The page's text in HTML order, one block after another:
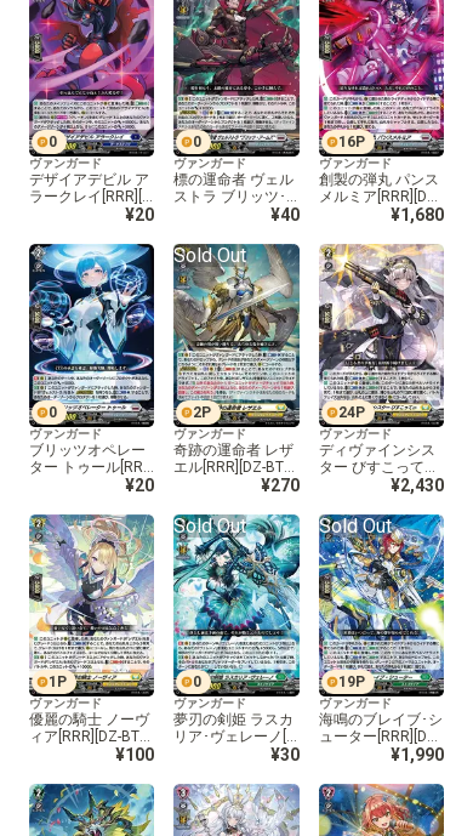
0
ヴァンガード
デザイアデビル ア
ラークレイ[RRR][D
¥20
0
ヴァンガード
標の運命者 ヴェル
ストラ ブリッツ･
アームズ[RRR][DZ-
¥40
16P
ヴァンガード
創製の弾丸 パンス
メルミア[RRR][DZ-
¥1,680
0
ヴァンガード
ブリッツオペレー
ター トゥール[RR
R][DZ-BT01/009]¥20
Sold Out
2P
ヴァンガード
奇跡の運命者 レザ
エル[RRR][DZ-BT0
¥270
24P
ヴァンガード
ディヴァインシス
ター びすこってぃ
[RRR][DZ-BT01/01
¥2,430
1 P
ヴァンガード
優麗の騎士 ノーヴ
ィア[RRR][DZ-BT0
¥100
Sold Out
0
ヴァンガード
夢刃の剣姫 ラスカ
リア･ヴェレーノ[R
RR][DZ-BT01/013]
¥30
Sold Out
19P
ヴァンガード
海鳴のブレイブ･シ
ューター[RRR][DZ-
¥1,990